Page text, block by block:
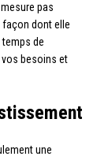
pas
façon dont elle
de
vos besoins et
une